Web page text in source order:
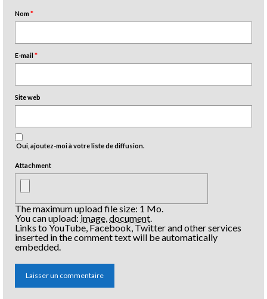
Nom*
E-mail*
Site web
Oui, ajoutez-moi à votre liste de diffusion.
Attachment
The maximum upload file size: 1 Mo.
You can upload:image document
Links to YouTube, Facebook, Twitter and other services
inserted in the comment text will be automatically
embedded.